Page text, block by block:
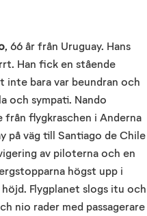
, 66 år från Uruguay. Hans
Han fick en stående
bara var beundran och
och sympati. Nando
från flygkraschen i Anderna
på väg till Santiago de Chile
av piloterna och en
högst upp i
Flygplanet slogs itu och
nio rader med passagerare